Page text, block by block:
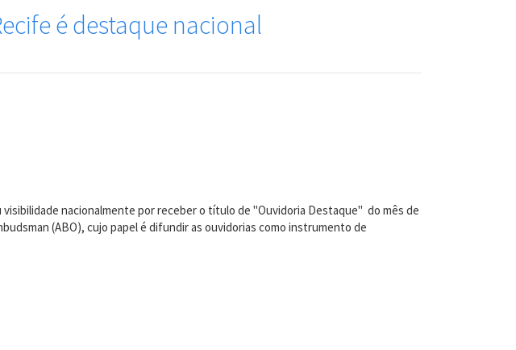
é destaque nacional
nacionalmente por receber o título de "Ouvidoria Destaque" do mês de
(ABO), cujo papel é difundir as ouvidorias como instrumento de